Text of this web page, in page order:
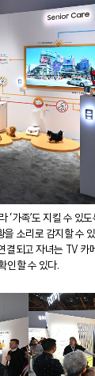
‘가족’도 지킬 수 있
소리로 감지할 수
결되고 자녀는 TV 카
인할 수 있다.